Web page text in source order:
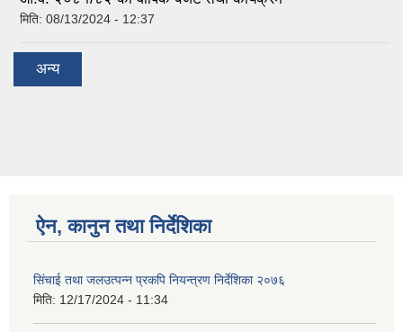
मिति: 08/13/2024 - 12:37
अन्य
ऐन, कानुन तथा निर्देशिका
सिंचाई तथा जलउत्पन्न प्रकपि नियन्त्रण निर्देशिका २०७६
मिति: 12/17/2024 - 11:34